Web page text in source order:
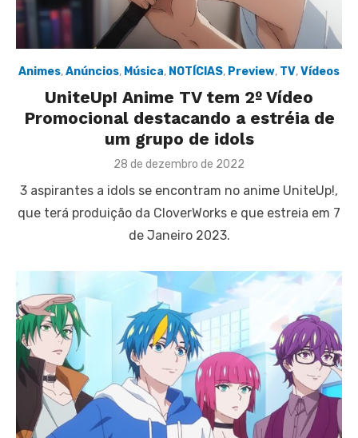
Animes,Anúncios, Música, NOTÍCIAS, Preview, TV,Vídeos
UniteUp! Anime TV tem 2º Vídeo
Promocional destacando a estréia de
um grupo de idols
Posted
28 de dezembro de 2022
3 aspirantes a idols se encontram no anime UniteUp!,
que terá produição da CloverWorks e que estreia em 7
de Janeiro 2023.